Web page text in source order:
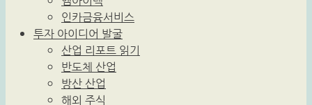
인카금융서비스
투자 아이디어 발굴
산업 리포트 읽기
반도체 산업
방산 산업
해외 주식